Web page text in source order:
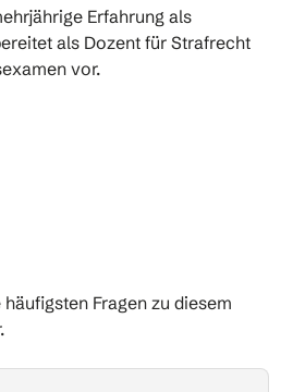
Erfahrung als
als Dozent für Strafrecht
vor.
Fragen zu diesem